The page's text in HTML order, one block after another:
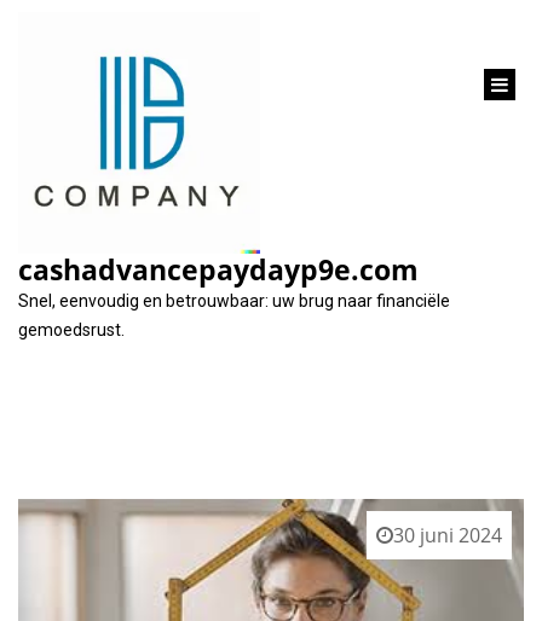
cashadvancepaydayp9e.com
Snel, eenvoudig en betrouwbaar: uw brug naar financiële
gemoedsrust.
Maand:
30 juni 2024